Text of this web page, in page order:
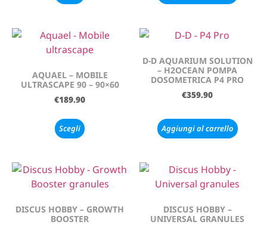
AQUAEL – MOBILE
ULTRASCAPE 90 – 90×60
€189.90
Scegli
D-D AQUARIUM SOLUTION
– H2OCEAN POMPA
DOSOMETRICA P4 PRO
€359.90
Aggiungi al carrello
DISCUS HOBBY – GROWTH
BOOSTER
DISCUS HOBBY –
UNIVERSAL GRANULES